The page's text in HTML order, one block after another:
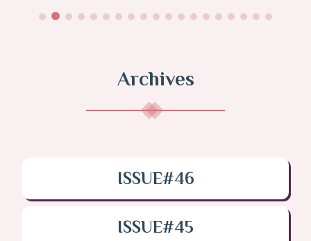
Archives
ISSUE#46
ISSUE#45